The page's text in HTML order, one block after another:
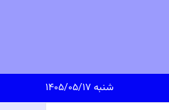
شنبه ۱۴۰۵/۰۵/۱۷